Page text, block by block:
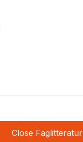
Close Faglitteratur